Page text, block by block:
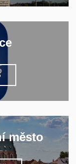
město